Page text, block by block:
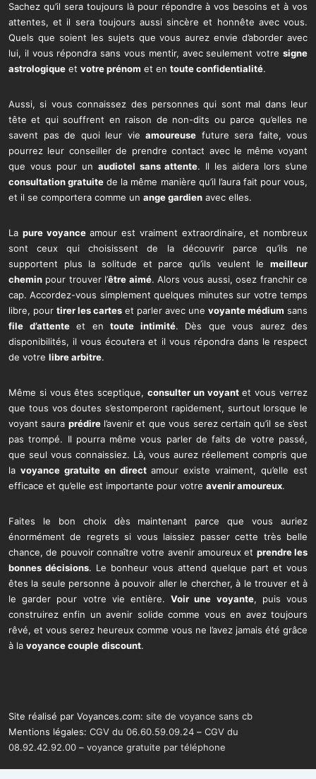
Sachez qu’il sera toujours là pour répondre à vos besoins et à vos
attentes, et il sera toujours aussi sincère et honnête avec vous.
Quels que soient les sujets que vous aurez envie d’aborder avec
lui, il vous répondra sans vous mentir, avec seulement votre signe
astrologique et votre prénom et en toute confidentialité.
Aussi, si vous connaissez des personnes qui sont mal dans leur
tête et qui souffrent en raison de non-dits ou parce qu’elles ne
savent pas de quoi leur vie amoureuse future sera faite, vous
pourrez leur conseiller de prendre contact avec le même voyant
que vous pour un audiotel sans attente. Il les aidera lors s’une
consultation gratuite de la même manière qu’il l’aura fait pour vous,
et il se comportera comme un ange gardien avec elles.
La pure voyanceamour est vraiment extraordinaire, et nombreux
sont ceux qui choisissent de la découvrir parce qu’ils ne
supportent plus la solitude et parce qu’ils veulent le meilleur
chemin pour trouver l’être aimé. Alors vous aussi, osez franchir ce
cap. Accordez-vous simplement quelques minutes sur votre temps
libre, pour tirer les cartes et parler avec une voyante médium sans
file d’attenteet en toute intimité. Dès que vous aurez des
disponibilités, il vous écoutera et il vous répondra dans le respect
de votre libre arbitre.
Même si vous êtes sceptique, consulter un voyantet vous verrez
que tous vos doutes s’estomperont rapidement, surtout lorsque le
voyant saura prédirel’avenir et que vous serez certain qu’il se s’est
pas trompé. Il pourra même vous parler de faits de votre passé,
que seul vous connaissiez. Là, vous aurez réellement compris que
la voyance gratuite en directamour existe vraiment, qu’elle est
efficace et qu’elle est importante pour votre avenir amoureux.
Faites le bon choix dès maintenant parce que vous auriez
énormément de regrets si vous laissiez passer cette très belle
chance, de pouvoir connaître votre avenir amoureux et prendre les
bonnes décisions. Le bonheur vous attend quelque part et vous
êtes la seule personne à pouvoir aller le chercher, à le trouver et à
le garder pour votre vie entière.Voir une voyante, puis vous
construirez enfin un avenir solide comme vous en avez toujours
rêvé, et vous serez heureux comme vous ne l’avez jamais été grâce
à la voyance couple discount.
Site réalisé par Voyances.com: site de voyance sans cb
Mentions légales: CGV du 06.60.59.09.24 – CGV du
08.92.42.92.00 – voyance gratuite par téléphone